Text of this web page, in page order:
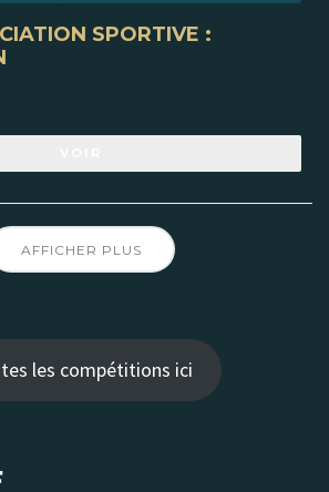
SPORTIVE :
AFFICHER PLUS
les compétitions ici